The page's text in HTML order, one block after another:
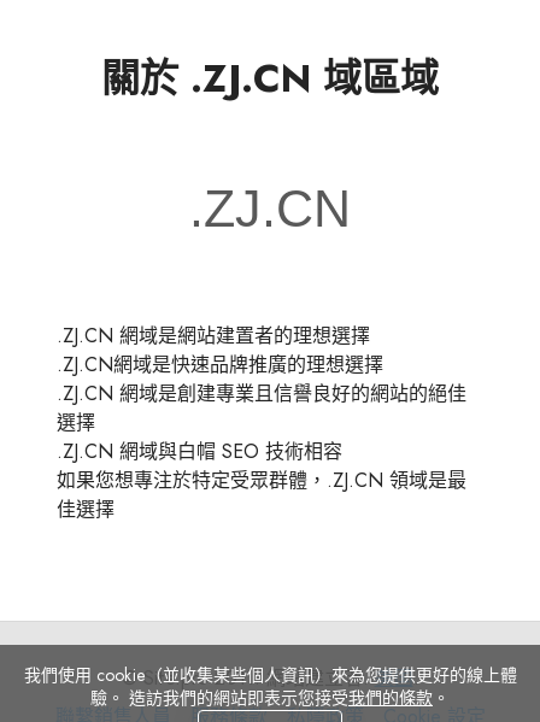
關於 .ZJ.CN 域區域
.ZJ.CN 網域是網站建置者的理想選擇
.ZJ.CN網域是快速品牌推廣的理想選擇
.ZJ.CN 網域是創建專業且信譽良好的網站的絕佳
選擇
.ZJ.CN 網域與白帽 SEO 技術相容
如果您想專注於特定受眾群體，.ZJ.CN 領域是最
佳選擇
© Site.pro 2011. 網站建立者.美国.
聯繫銷售人員 服
服務條款 私
私隱政策 Cookie
Cookie 設定
我們使用 cookie（並收集某些個人資訊）來為您提供更好的線上體
驗。 造訪我們的網站即表示您接受我們的條款 。